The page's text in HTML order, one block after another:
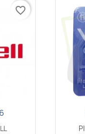
favorite_border